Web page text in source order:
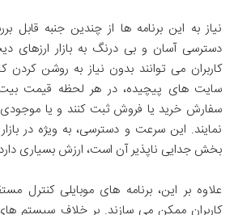
نیاز به این برنامه ها از چندین جنبه قابل
دسترسی آسان و بی درنگ به بازار ارزهای
کاربران می توانند بدون نیاز به روشن کردن
سایت های پیچیده، در هر لحظه قیمت بیت
سفارش خرید یا فروش ثبت کنند و یا
نمایند. این سرعت و دسترسی، به ویژه در
بخش جدایی ناپذیر آن است، ارزش بسیاری
علاوه بر این، برنامه های موبایلی کنترل
کاربران ممکن می سازند. بر خلاف سیستم